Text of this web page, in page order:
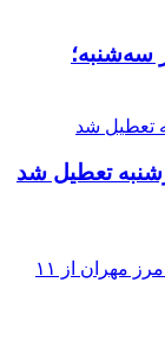
سه‌شنبه؛
تعطیل شد